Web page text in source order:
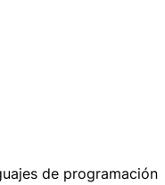
de programación